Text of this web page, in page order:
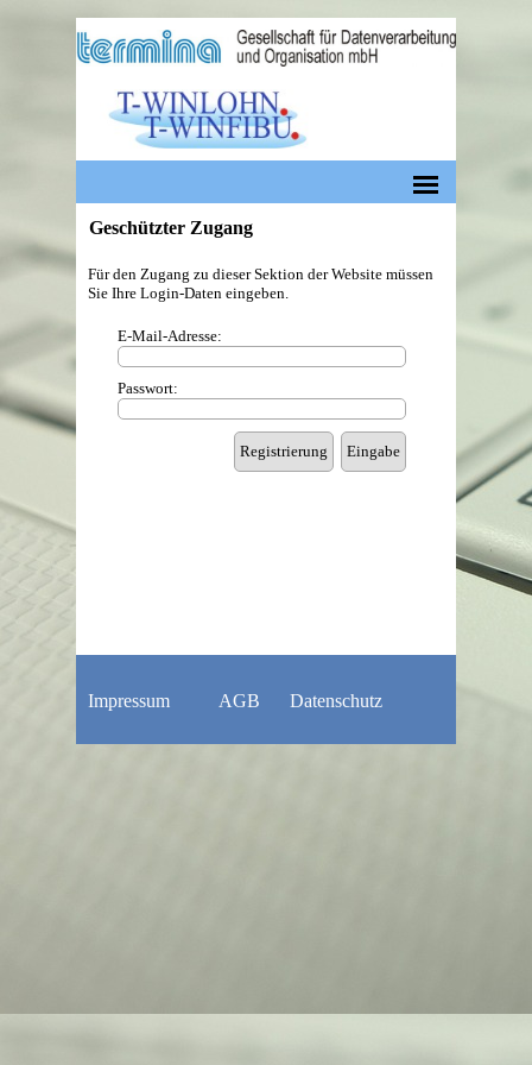
Geschützter Zugang
Für den Zugang zu dieser Sektion der Website müssen
Sie Ihre Login-Daten eingeben.
E-Mail-Adresse:
Passwort:
Impressum AGB Datenschutz